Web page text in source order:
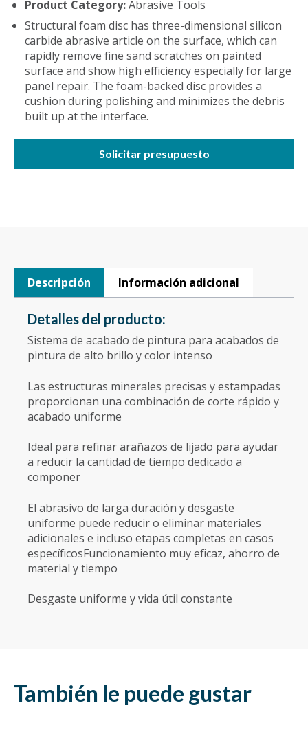
Product Category:Abrasive Tools
Structural foam disc has three-dimensional silicon
carbide abrasive article on the surface, which can
rapidly remove fine sand scratches on painted
surface and show high efficiency especially for large
panel repair. The foam-backed disc provides a
cushion during polishing and minimizes the debris
built up at the interface.
Solicitar presupuesto
Descripción Información adicional
Detalles del producto:
Sistema de acabado de pintura para acabados de
pintura de alto brillo y color intenso
Las estructuras minerales precisas y estampadas
proporcionan una combinación de corte rápido y
acabado uniforme
Ideal para refinar arañazos de lijado para ayudar
a reducir la cantidad de tiempo dedicado a
componer
El abrasivo de larga duración y desgaste
uniforme puede reducir o eliminar materiales
adicionales e incluso etapas completas en casos
específicosFuncionamiento muy eficaz, ahorro de
material y tiempo
Desgaste uniforme y vida útil constante
También le puede gustar